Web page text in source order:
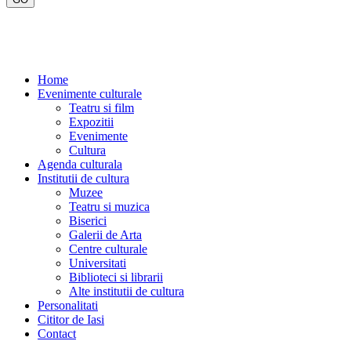
Home
Evenimente culturale
Teatru si film
Expozitii
Evenimente
Cultura
Agenda culturala
Institutii de cultura
Muzee
Teatru si muzica
Biserici
Galerii de Arta
Centre culturale
Universitati
Biblioteci si librarii
Alte institutii de cultura
Personalitati
Cititor de Iasi
Contact